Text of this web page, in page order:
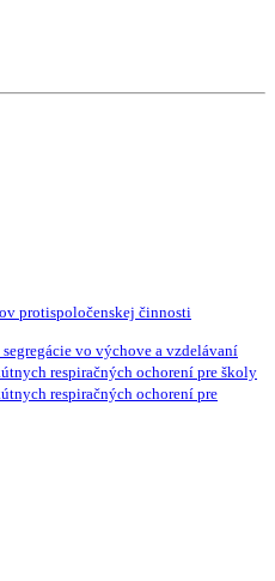
protispoločenskej činnosti
vo výchove a vzdelávaní
respiračných ochorení pre školy
respiračných ochorení pre